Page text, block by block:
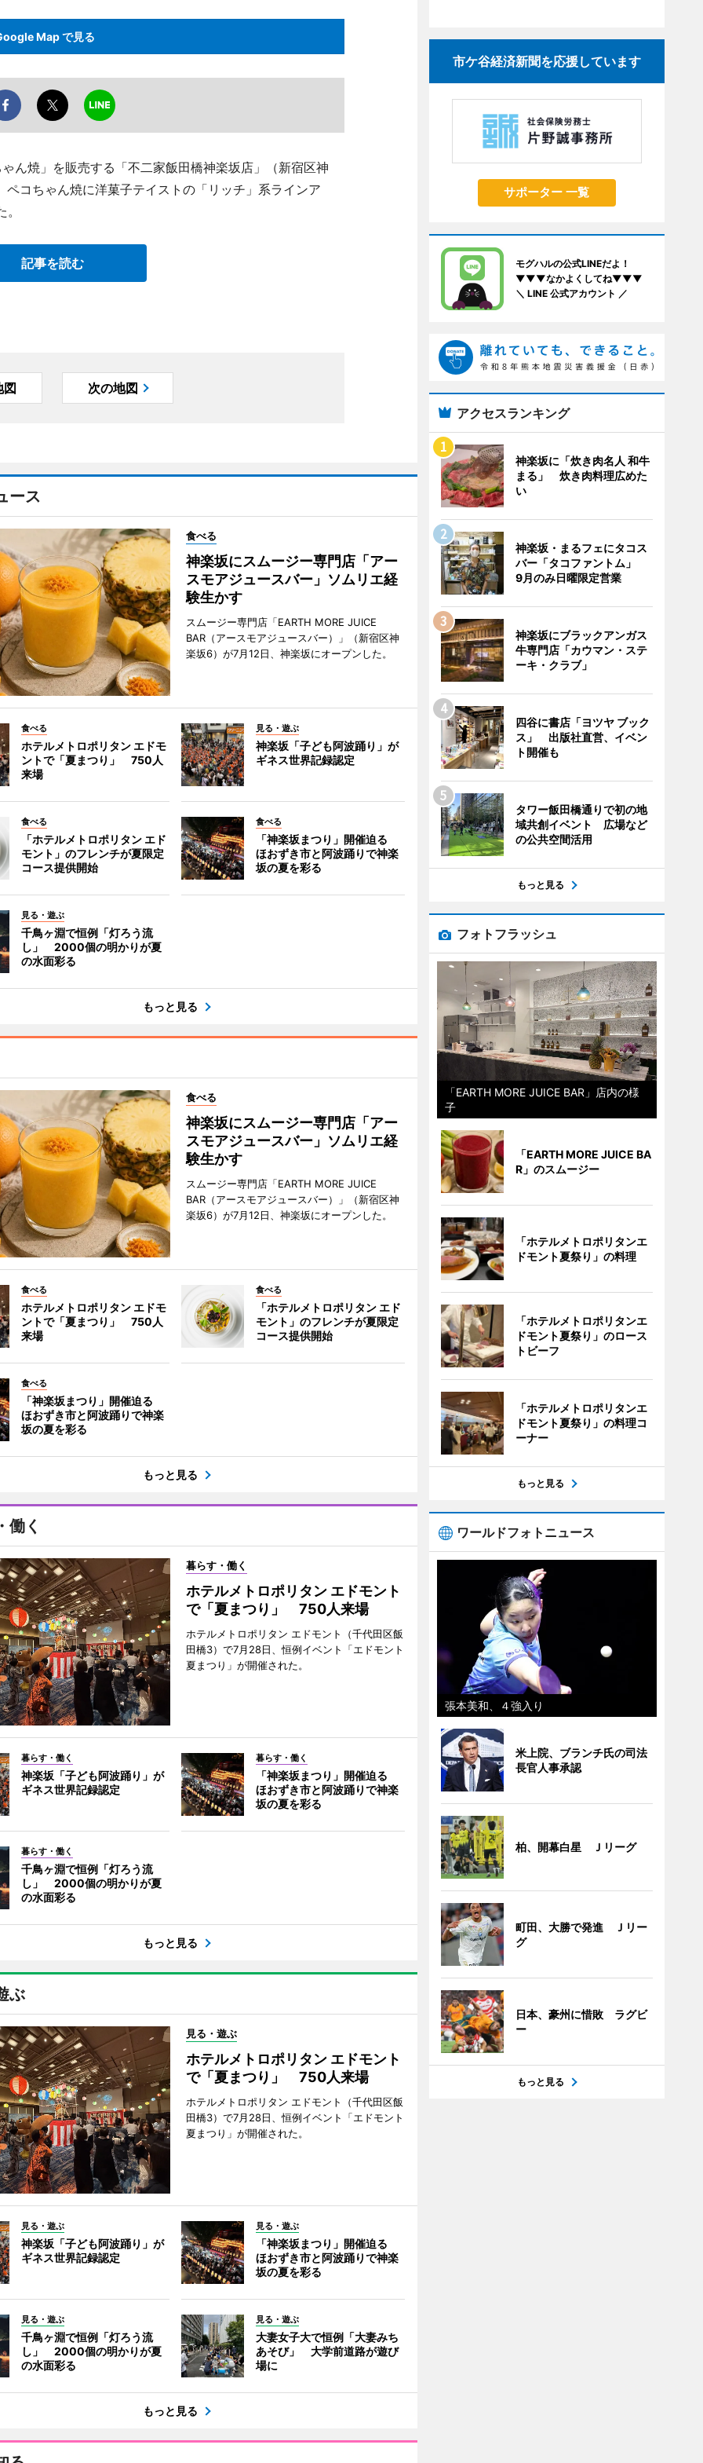
Map で見る
ん焼」を販売する「不二家飯田橋神楽坂店」（新宿区神
コちゃん焼に洋菓子テイストの「リッチ」系ラインア
記事を読む
図 次の地図
ース
食べる
神楽坂にスムージー専門店「アー
スモアジュースバー」ソムリエ経
験生かす
スムージー専門店「EARTH MORE JUICE
BAR（アースモアジュースバー）」（新宿区神
楽坂6）が7月12日、神楽坂にオープンした。
食べる
ホテルメトロポリタン エドモ
ントで「夏まつり」 750人
来場
見る・遊ぶ
神楽坂「子ども阿波踊り」が
ギネス世界記録認定
食べる
「ホテルメトロポリタン エド
モント」のフレンチが夏限定
コース提供開始
食べる
「神楽坂まつり」開催迫る
ほおずき市と阿波踊りで神楽
坂の夏を彩る
見る・遊ぶ
千鳥ヶ淵で恒例「灯ろう流
し」 2000個の明かりが夏
の水面彩る
もっと見る
食べる
神楽坂にスムージー専門店「アー
スモアジュースバー」ソムリエ経
験生かす
スムージー専門店「EARTH MORE JUICE
BAR（アースモアジュースバー）」（新宿区神
楽坂6）が7月12日、神楽坂にオープンした。
食べる
ホテルメトロポリタン エドモ
ントで「夏まつり」 750人
来場
食べる
「ホテルメトロポリタン エド
モント」のフレンチが夏限定
コース提供開始
食べる
「神楽坂まつり」開催迫る
ほおずき市と阿波踊りで神楽
坂の夏を彩る
もっと見る
働く
暮らす・働く
ホテルメトロポリタン エドモント
で「夏まつり」 750人来場
ホテルメトロポリタン エドモント（千代田区飯
田橋3）で7月28日、恒例イベント「エドモント
夏まつり」が開催された。
暮らす・働く
神楽坂「子ども阿波踊り」が
ギネス世界記録認定
暮らす・働く
「神楽坂まつり」開催迫る
ほおずき市と阿波踊りで神楽
坂の夏を彩る
暮らす・働く
千鳥ヶ淵で恒例「灯ろう流
し」 2000個の明かりが夏
の水面彩る
もっと見る
ぶ
見る・遊ぶ
ホテルメトロポリタン エドモント
で「夏まつり」 750人来場
ホテルメトロポリタン エドモント（千代田区飯
田橋3）で7月28日、恒例イベント「エドモント
夏まつり」が開催された。
見る・遊ぶ
神楽坂「子ども阿波踊り」が
ギネス世界記録認定
見る・遊ぶ
「神楽坂まつり」開催迫る
ほおずき市と阿波踊りで神楽
坂の夏を彩る
見る・遊ぶ
千鳥ヶ淵で恒例「灯ろう流
し」 2000個の明かりが夏
の水面彩る
見る・遊ぶ
大妻女子大で恒例「大妻みち
あそび」 大学前道路が遊び
場に
もっと見る
市ケ谷経済新聞を応援しています
サポーター 一覧
モグハルの公式LINEだよ！
▼▼▼なかよくしてね▼▼▼
＼ LINE 公式アカウント ／
アクセスランキング
神楽坂に「炊き肉名人 和牛
まる」 炊き肉料理広めた
い
神楽坂・まるフェにタコス
バー「タコファントム」
9月のみ日曜限定営業
神楽坂にブラックアンガス
牛専門店「カウマン・ステ
ーキ・クラブ」
四谷に書店「ヨツヤ ブック
ス」 出版社直営、イベン
ト開催も
タワー飯田橋通りで初の地
域共創イベント 広場など
の公共空間活用
もっと見る
フォトフラッシュ
「EARTH MORE JUICE BAR」店内の様
子
「EARTH MORE JUICE BA
R」のスムージー
「ホテルメトロポリタンエ
ドモント夏祭り」の料理
「ホテルメトロポリタンエ
ドモント夏祭り」のロース
トビーフ
「ホテルメトロポリタンエ
ドモント夏祭り」の料理コ
ーナー
もっと見る
ワールドフォトニュース
張本美和、４強入り
米上院、ブランチ氏の司法
長官人事承認
柏、開幕白星 Ｊリーグ
町田、大勝で発進 Ｊリー
グ
日本、豪州に惜敗 ラグビ
ー
もっと見る